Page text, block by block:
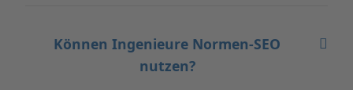
Können Ingenieure Normen-SEO
nutzen?